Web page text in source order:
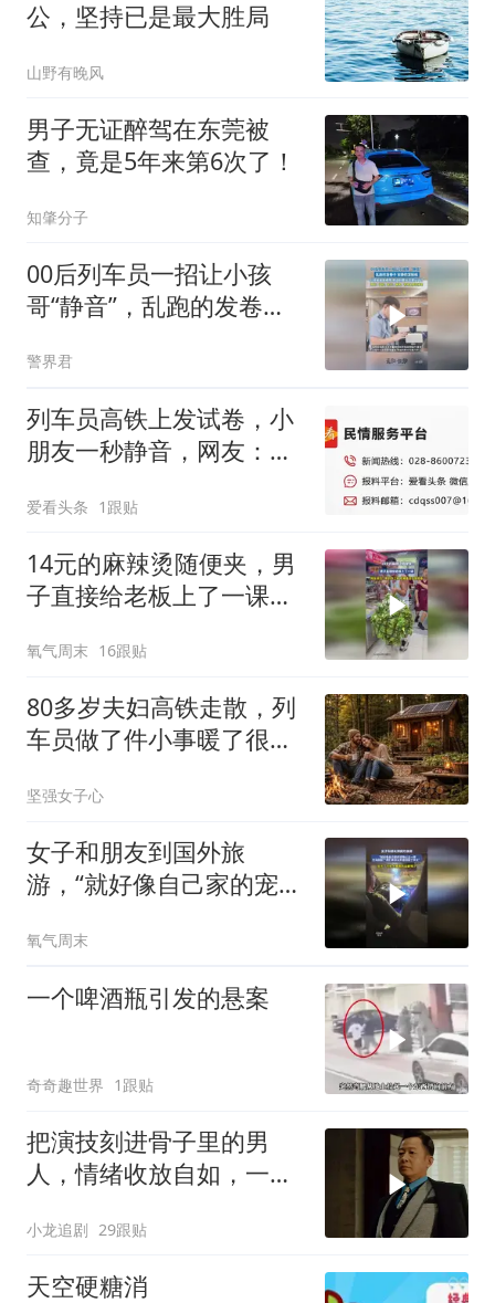
公，坚持已是最大胜局
山野有晚风
男子无证醉驾在东莞被
查，竟是5年来第6次了！
知肇分子
00后列车员一招让小孩
哥“静音”，乱跑的发卷子
警界君
列车员高铁上发试卷，小
朋友一秒静音，网友：这
爱看头条 1跟贴
14元的麻辣烫随便夹，男
子直接给老板上了一课，
我简直是在做慈善
氧气周末 16跟贴
80多岁夫妇高铁走散，列
车员做了件小事暖了很多
坚强女子心
女子和朋友到国外旅
游，“就好像自己家的宠物
们并且从外语切回了中文”
氧气周末
一个啤酒瓶引发的悬案
奇奇趣世界 1跟贴
把演技刻进骨子里的男
人，情绪收放自如，一出
小龙追剧 29跟贴
天空硬糖消